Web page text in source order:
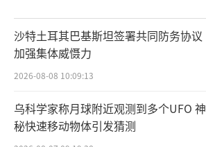
沙特土耳其巴基斯坦签署共同防务协议
加强集体威慑力
2026-08-08 10:09:13
乌科学家称月球附近观测到多个UFO 神
秘快速移动物体引发猜测